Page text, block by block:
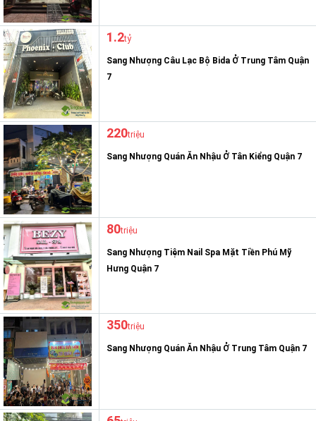
1.2tỷ
Sang Nhượng Câu Lạc Bộ Bida Ở Trung Tâm Quận
7
220triệu
Sang Nhượng Quán Ăn Nhậu Ở Tân Kiểng Quận 7
80triệu
Sang Nhượng Tiệm Nail Spa Mặt Tiền Phú Mỹ
Hưng Quận 7
350triệu
Sang Nhượng Quán Ăn Nhậu Ở Trung Tâm Quận 7